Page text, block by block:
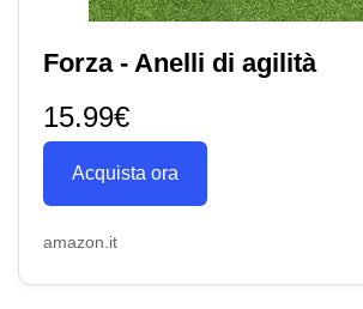
Forza - Anelli di agilità
15.99€
Acquista ora
amazon.it